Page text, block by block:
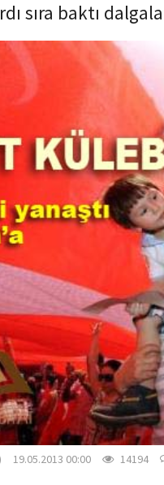
sıra baktı
19.05.2013 00:00 14194